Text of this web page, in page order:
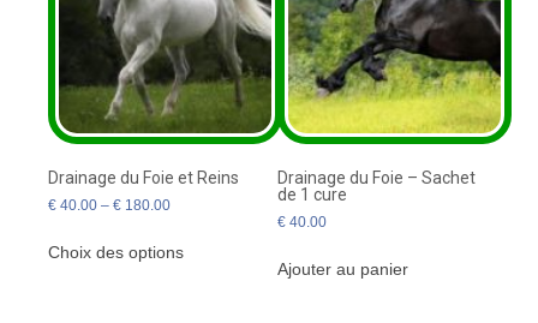
Drainage du Foie et Reins
€ 40.00 – € 180.00
Choix des optionsproduit
Drainage du Foie – Sachet
de 1 cure
€ 40.00
Ajouter au panier